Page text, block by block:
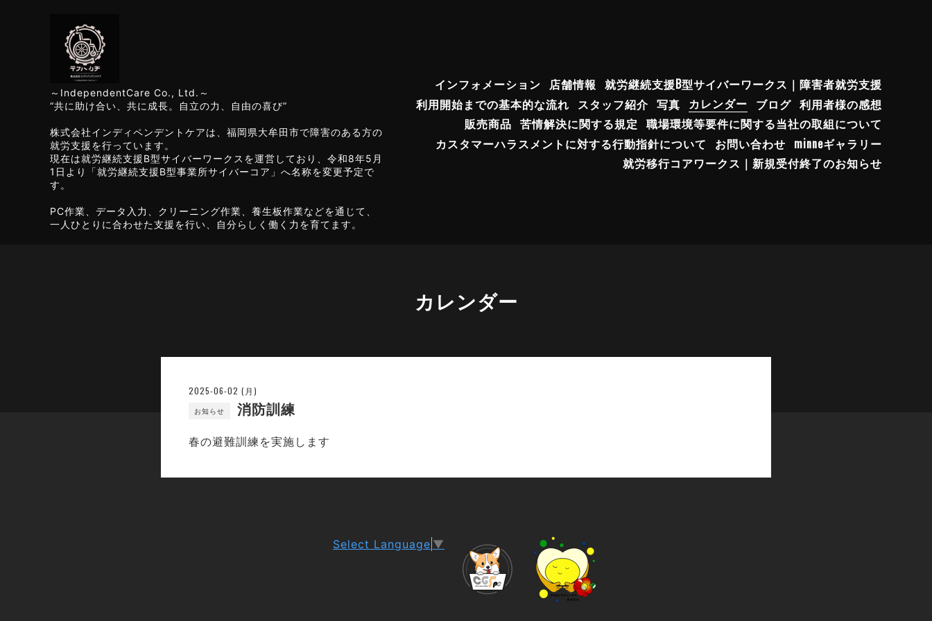
～IndependentCare Co., Ltd.～
“共に助け合い、共に成長。自立の力、自由の喜び”
株式会社インディペンデントケアは、福岡県大牟田市で障害のある方の
就労支援を行っています。
現在は就労継続支援B型サイバーワークスを運営しており、令和8年5月
1日より「就労継続支援B型事業所サイバーコア」へ名称を変更予定で
す。
PC作業、データ入力、クリーニング作業、養生板作業などを通じて、
一人ひとりに合わせた支援を行い、自分らしく働く力を育てます。
インフォメーション 店舗情報 就労継続支援B型サイバーワークス｜障害者就労支援
利用開始までの基本的な流れ
スタッフ紹介 写真 カレンダー ブログ 利用者様の感想
販売商品 苦情解決に関する規定 職場環境等要件に関する当社の取組について
カスタマーハラスメントに対する行動指針について
お問い合わせ minneギャラリー
就労移行コアワークス｜新規受付終了のお知らせ
カレンダー
2025-06-02 (月)
お知らせ 消防訓練
春の避難訓練を実施します
Select Language ▼